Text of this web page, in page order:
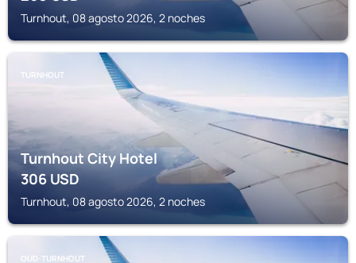
Turnhout, 08 agosto 2026, 2 noches
TURNHOUT
Turnhout City Hotel
306USD
Turnhout, 08 agosto 2026, 2 noches
OUD-TURNHOUT